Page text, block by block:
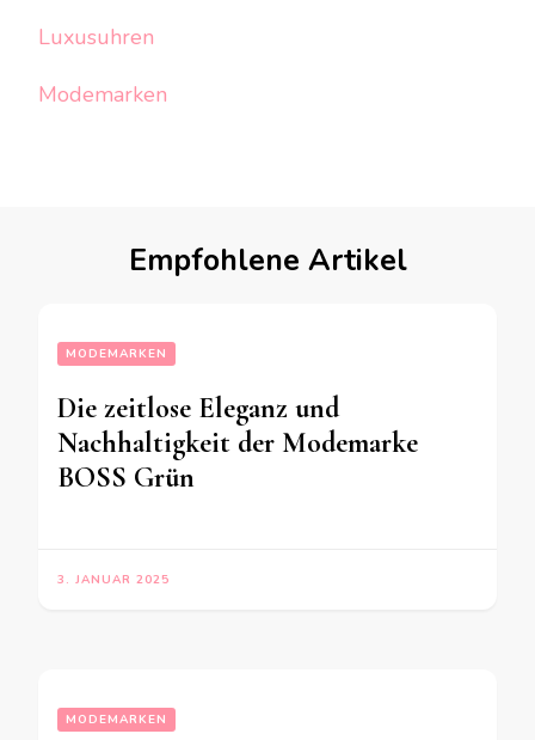
Luxusuhren
Modemarken
Empfohlene Artikel
MODEMARKEN
Die zeitlose Eleganz und
Nachhaltigkeit der Modemarke
BOSS Grün
3. JANUAR 2025
MODEMARKEN